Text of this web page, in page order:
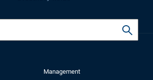
Management